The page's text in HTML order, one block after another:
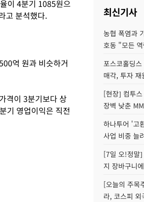
이 4분기 1085원으
고 분석했다.
억 원과 비슷하거
격이 3분기보다 상
기 영업이익은 직전
최신기사
농협 폭염과
호동 "모든
포스코홀딩
매각, 투자
[현장] 컴투
장벽 낮춘
하나투어 '고
사업 비중 늘
[7일 오!정말]
지 장바구니
[오늘의 주목
라, 코스피 외